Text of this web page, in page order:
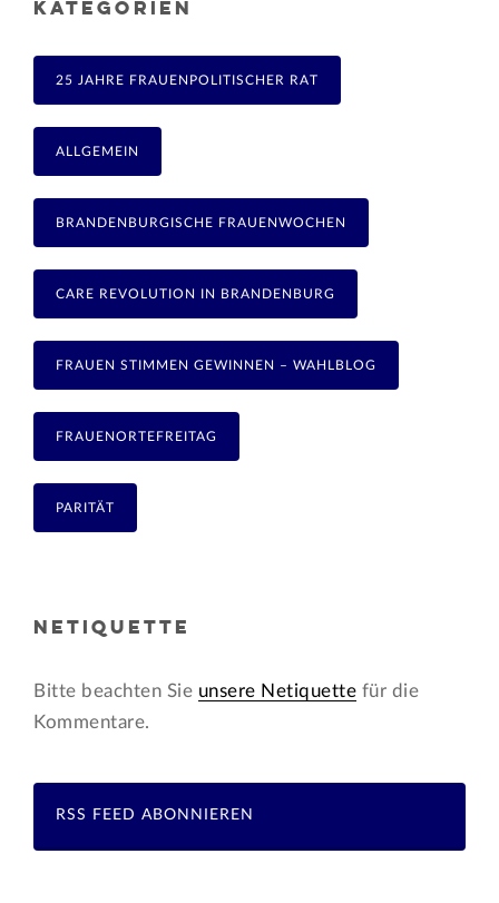
KATEGORIEN
25 JAHRE FRAUENPOLITISCHER RAT
ALLGEMEIN
BRANDENBURGISCHE FRAUENWOCHEN
CARE REVOLUTION IN BRANDENBURG
FRAUEN STIMMEN GEWINNEN – WAHLBLOG
FRAUENORTEFREITAG
PARITÄT
NETIQUETTE
Bitte beachten Sie unsere Netiquette für die
Kommentare.
RSS FEED ABONNIEREN